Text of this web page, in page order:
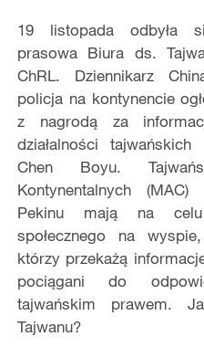
19 listopada odbyła
prasowa Biura ds.
ChRL. Dziennikarz
policja na kontynencie
z nagrodą za
działalności
Chen Boyu.
Kontynentalnych
Pekinu mają na celu
społecznego na
którzy przekażą
pociągani do
tajwańskim prawem.
Tajwanu?